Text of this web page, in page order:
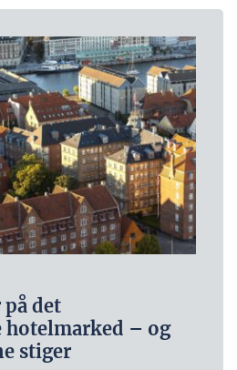
på det
hotelmarked – og
stiger